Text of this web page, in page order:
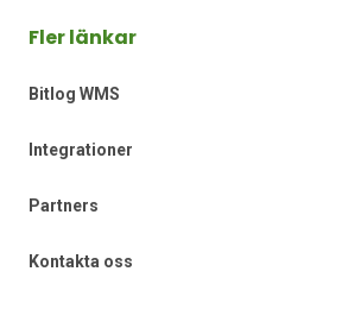
Fler länkar
Bitlog WMS
Integrationer
Partners
Kontakta oss